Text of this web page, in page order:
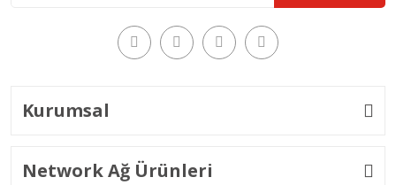
Kurumsal
Network Ağ Ürünleri